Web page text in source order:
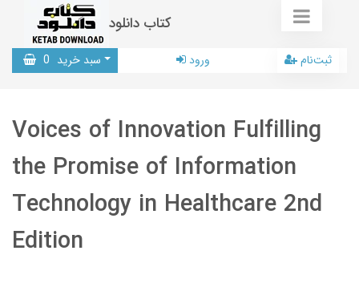
کتاب دانلود
سبد خرید 0 ورود ثبت‌نام
Voices of Innovation Fulfilling
the Promise of Information
Technology in Healthcare 2nd
Edition